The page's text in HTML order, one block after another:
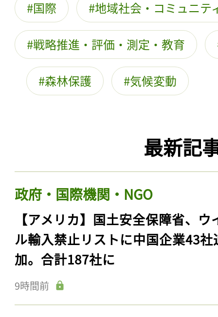
国際 地域社会・コミュニテ
戦略推進・評価・測定・教育
森林保護 気候変動
最新記
政府・国際機関・NGO
【アメリカ】国土安全保障省、ウ
ル輸入禁止リストに中国企業43社
加。合計187社に
9時間前